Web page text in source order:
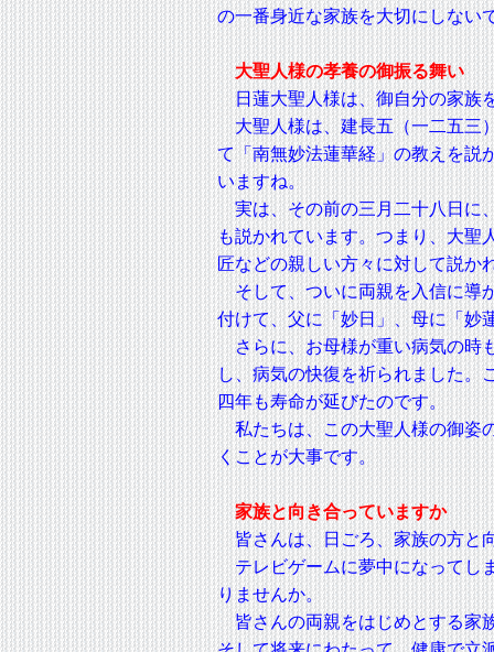
の一番身近な家族を大切にしない
大聖人様の孝養の御振る舞い
日蓮大聖人様は、御自分の家族
大聖人様は、建長五（一二五三
て「南無妙法蓮華経」の教えを説
いますね。
実は、その前の三月二十八日に
も説かれています。つまり、大聖
匠などの親しい方々に対して説か
そして、ついに両親を入信に導
付けて、父に「妙日」、母に「妙
さらに、お母様が重い病気の時
し、病気の快復を祈られました。
四年も寿命が延びたのです。
私たちは、この大聖人様の御姿
くことが大事です。
家族と向き合っていますか
皆さんは、日ごろ、家族の方と
テレビゲームに夢中になってし
りませんか。
皆さんの両親をはじめとする家